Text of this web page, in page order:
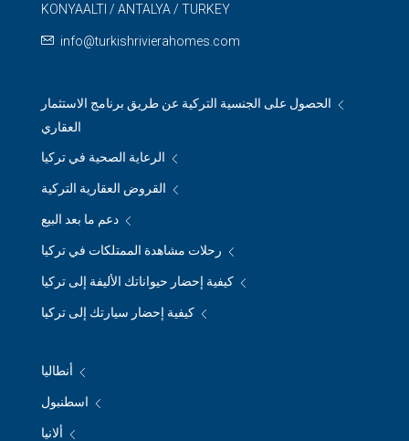
KONYAALTI / ANTALYA / TURKEY
info@turkishrivierahomes.com
الحصول على الجنسية التركية عن طريق برنامج الاستثمار
العقاري
الرعاية الصحية في تركيا
القروض العقارية التركية
دعم ما بعد البيع
رحلات مشاهدة الممتلكات في تركيا
كيفية إحضار حيواناتك الأليفة إلى تركيا
كيفية إحضار سيارتك إلى تركيا
أنطاليا
اسطنبول
ألانيا